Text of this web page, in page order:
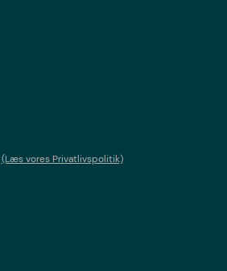
(Læs vores Privatlivspolitik)